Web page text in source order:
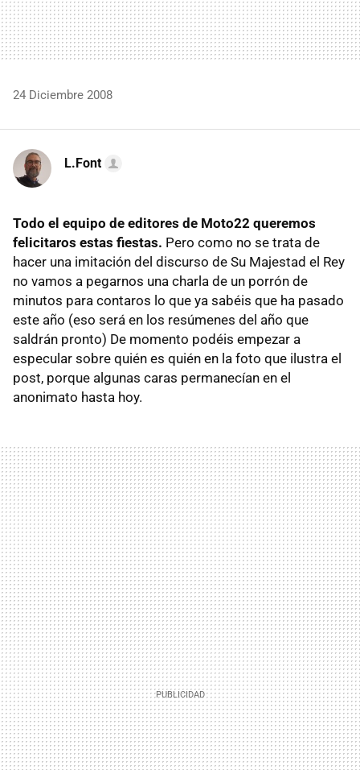
24 Diciembre 2008
L.Font
Todo el equipo de editores de Moto22 queremos
felicitaros estas fiestas. Pero como no se trata de
hacer una imitación del discurso de Su Majestad el Rey
no vamos a pegarnos una charla de un porrón de
minutos para contaros lo que ya sabéis que ha pasado
este año (eso será en los resúmenes del año que
saldrán pronto) De momento podéis empezar a
especular sobre quién es quién en la foto que ilustra el
post, porque algunas caras permanecían en el
anonimato hasta hoy.